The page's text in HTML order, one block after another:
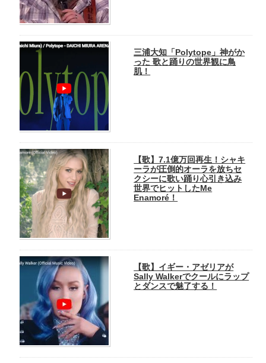
三浦大知「Polytope」神がか
った 歌と踊りの世界観に鳥
肌！
【歌】7.1億万回再生！シャキ
ーラが圧倒的オーラを放ちセ
クシーに歌い踊り心引き込み
世界でヒットしたMe
Enamoré！
【歌】イギー・アゼリアが
Sally Walkerでクールにラップ
とダンスで魅了する！